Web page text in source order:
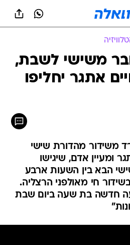
משישי לשבת,
אתגר יחליפו
משידור מהדורת שישי
ומעיין אדם, שיגישו
הבא בין השעות ארבע
חי מאולפני הרצליה.
חדשה בת שעה ביום שבת